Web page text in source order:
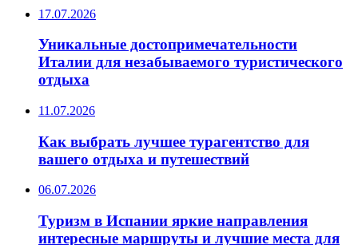
17.07.2026
Уникальные достопримечательности
Италии для незабываемого туристического
отдыха
11.07.2026
Как выбрать лучшее турагентство для
вашего отдыха и путешествий
06.07.2026
Туризм в Испании яркие направления
интересные маршруты и лучшие места для